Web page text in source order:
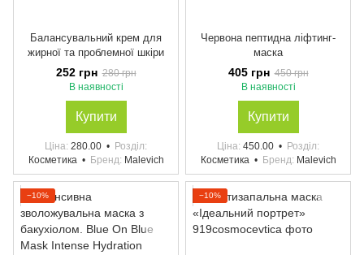
Балансувальний крем для
жирної та проблемної шкіри
252 грн 280 грн
В наявності
Купити
Ціна 280.00
Розділ
Косметика
Бренд Malevich
Червона пептидна ліфтинг-
маска
405 грн 450 грн
В наявності
Купити
Ціна 450.00
Розділ
Косметика
Бренд Malevich
−10% −10%